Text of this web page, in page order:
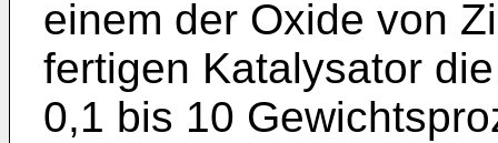
einem der Oxide von
fertigen Katalysator
0,1 bis 10